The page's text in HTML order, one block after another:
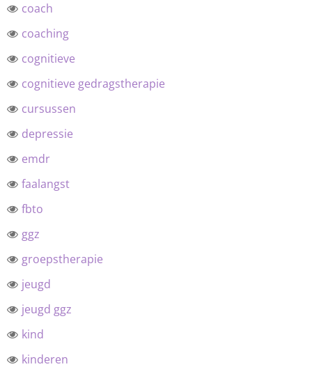
coach
coaching
cognitieve
cognitieve gedragstherapie
cursussen
depressie
emdr
faalangst
fbto
ggz
groepstherapie
jeugd
jeugd ggz
kind
kinderen